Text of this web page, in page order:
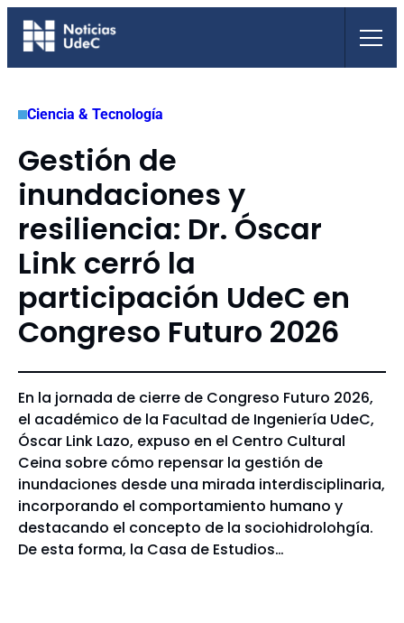
Saltar
Ciencia & Tecnología
Gestión de
inundaciones y
resiliencia: Dr. Óscar
Link cerró la
participación UdeC en
Congreso Futuro 2026
En la jornada de cierre de Congreso Futuro 2026,
el académico de la Facultad de Ingeniería UdeC,
Óscar Link Lazo, expuso en el Centro Cultural
Ceina sobre cómo repensar la gestión de
inundaciones desde una mirada interdisciplinaria,
incorporando el comportamiento humano y
destacando el concepto de la sociohidrolohgía.
De esta forma, la Casa de Estudios…